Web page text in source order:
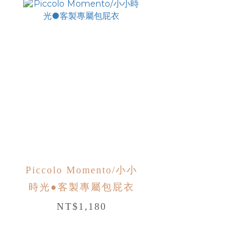
Piccolo Momento/小小
時光●客製專屬包屁衣
NT$1,180